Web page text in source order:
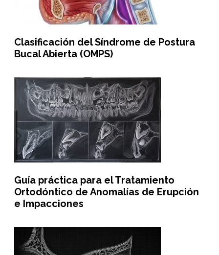
Clasificación del Síndrome de Postura
Bucal Abierta (OMPS)
Guía práctica para el Tratamiento
Ortodóntico de Anomalías de Erupción
e Impacciones